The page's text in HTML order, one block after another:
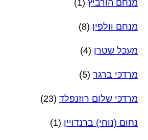
מנחם הורביץ (1)
מנחם וולפין (8)
מעכל שטרן (4)
מרדכי ברגר (5)
מרדכי שלום רוזנפלד (23)
נחום (נוחי) ברנדויין (1)